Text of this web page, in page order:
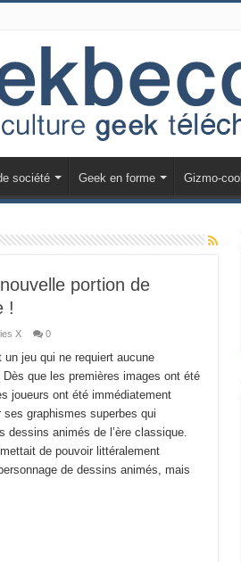
société Geek en forme Gizmo-cool
portion de
!
X 0
un jeu qui ne requiert aucune
que les premières images ont été
joueurs ont été immédiatement
ses graphismes superbes qui
dessins animés de l’ère classique.
de pouvoir littéralement
de dessins animés, mais